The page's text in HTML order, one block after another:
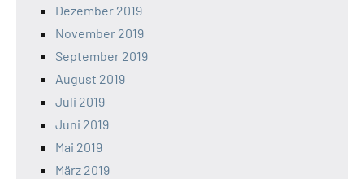
Dezember 2019
November 2019
September 2019
August 2019
Juli 2019
Juni 2019
Mai 2019
März 2019